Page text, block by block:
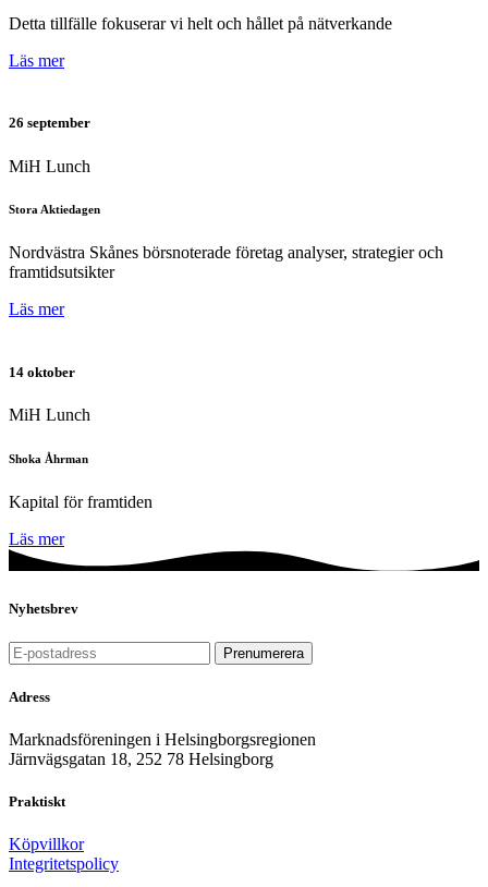
Detta tillfälle fokuserar vi helt och hållet på nätverkande
Läs mer
26 september
MiH Lunch
Stora Aktiedagen
Nordvästra Skånes börsnoterade företag analyser, strategier och
framtidsutsikter
Läs mer
14 oktober
MiH Lunch
Shoka Åhrman
Kapital för framtiden
Läs mer
Nyhetsbrev
Adress
Marknadsföreningen i Helsingborgsregionen
Järnvägsgatan 18, 252 78 Helsingborg
Praktiskt
Köpvillkor
Integritetspolicy